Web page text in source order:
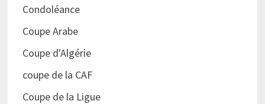
Condoléance
Coupe Arabe
Coupe d'Algérie
coupe de la CAF
Coupe de la Ligue